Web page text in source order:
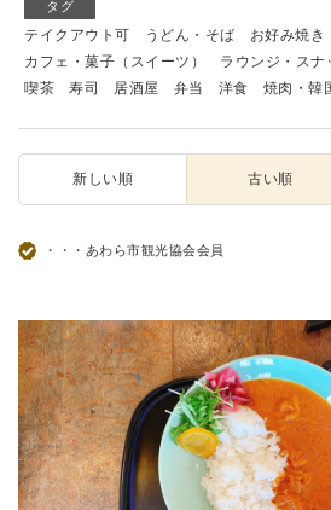
タグ
テイクアウト可 うどん・そば
お好み焼き
カフェ・菓子（スイーツ）
ラウンジ・スナ
喫茶
寿司 居酒屋 弁当 洋食 焼肉・韓
新しい順 古い順
・・・あわら市観光協会会員